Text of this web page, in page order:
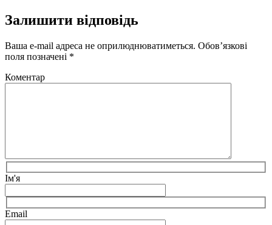
Залишити відповідь
Ваша e-mail адреса не оприлюднюватиметься. Обов’язкові
поля позначені *
Коментар
Ім'я
Email